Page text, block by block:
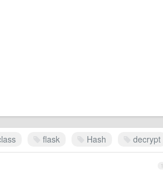
flask Hash decrypt
1